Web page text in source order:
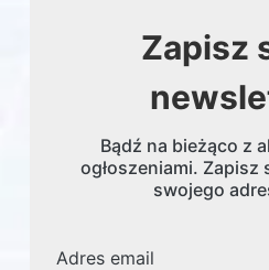
Zapisz
Bądź na bieżąco z
ogłoszeniami. Zapisz
swojego
Adres email